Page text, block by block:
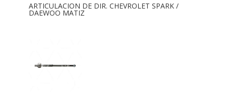
ARTICULACION DE DIR. CHEVROLET SPARK /
DAEWOO MATIZ